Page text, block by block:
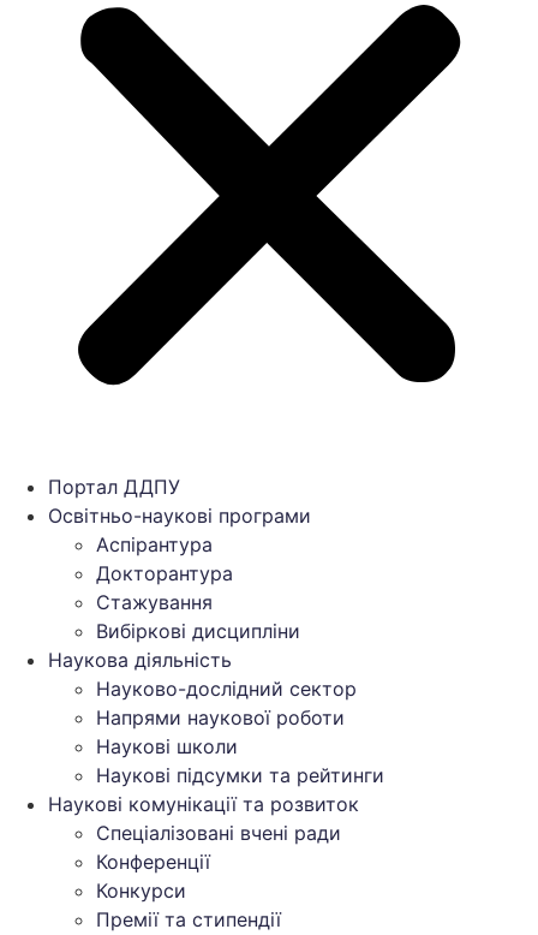
Портал ДДПУ
Освітньо-наукові програми
Аспірантура
Докторантура
Стажування
Вибіркові дисципліни
Наукова діяльність
Науково-дослідний сектор
Напрями наукової роботи
Наукові школи
Наукові підсумки та рейтинги
Наукові комунікації та розвиток
Спеціалізовані вчені ради
Конференції
Конкурси
Премії та стипендії